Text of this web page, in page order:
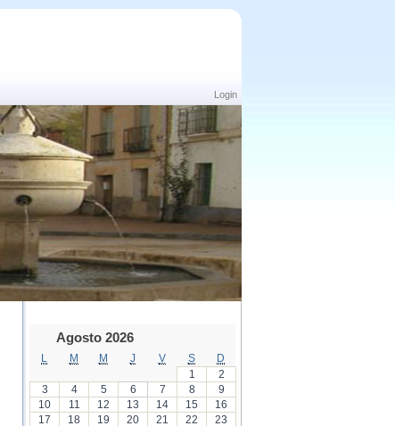
Login
Agosto 2026
M M J V S
D
1
2
3
4 5 6 7 8
9
10
11 12 13 14 15
16
17
18 19 20 21 22
23